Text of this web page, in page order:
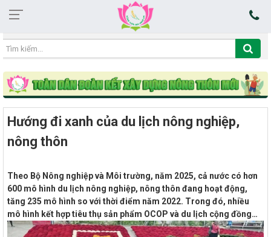
02:09:39 10/08/2026
Hướng đi xanh của du lịch nông nghiệp,
nông thôn
Theo Bộ Nông nghiệp và Môi trường, năm 2025, cả nước có hơn
600 mô hình du lịch nông nghiệp, nông thôn đang hoạt động,
tăng 235 mô hình so với thời điểm năm 2022. Trong đó, nhiều
mô hình kết hợp tiêu thụ sản phẩm OCOP và du lịch cộng đồng…